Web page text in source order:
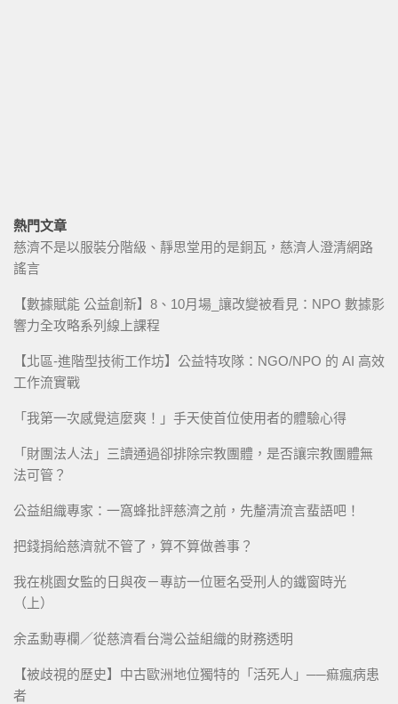
熱門文章
慈濟不是以服裝分階級、靜思堂用的是銅瓦，慈濟人澄清網路
謠言
【數據賦能 公益創新】8、10月場_讓改變被看見：NPO 數據影
響力全攻略系列線上課程
【北區-進階型技術工作坊】公益特攻隊：NGO/NPO 的 AI 高效
工作流實戰
「我第一次感覺這麼爽！」手天使首位使用者的體驗心得
「財團法人法」三讀通過卻排除宗教團體，是否讓宗教團體無
法可管？
公益組織專家：一窩蜂批評慈濟之前，先釐清流言蜚語吧！
把錢捐給慈濟就不管了，算不算做善事？
我在桃園女監的日與夜－專訪一位匿名受刑人的鐵窗時光
（上）
余孟勳專欄／從慈濟看台灣公益組織的財務透明
【被歧視的歷史】中古歐洲地位獨特的「活死人」──痲瘋病患
者